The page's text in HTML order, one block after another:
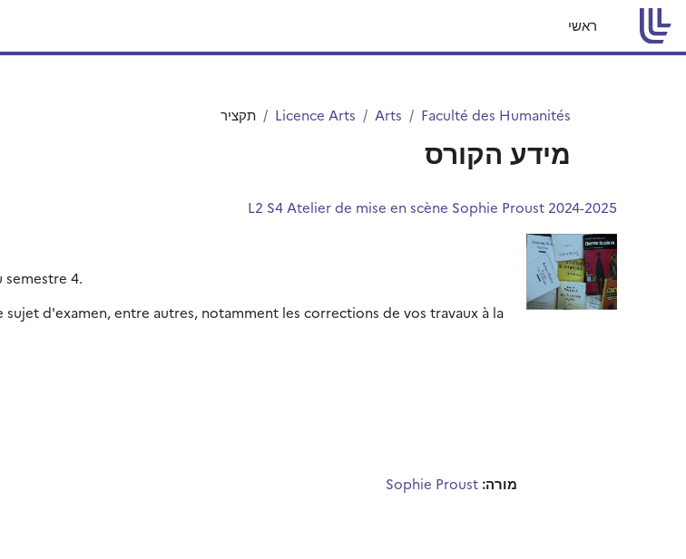
דילוג לתוכן הראשי
ראשי
Faculté des Humanités
Arts
Licence Arts תקציר
מידע הקורס
2024-2025 L2 S4 Atelier de mise en scène Sophie Proust
semestre 4.
d'examen, entre autres, notamment les corrections de vos travaux à la
מורה: Sophie Proust